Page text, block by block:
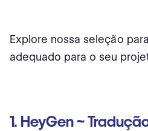
Explore nossa seleção
adequado para o seu
1. HeyGen ~